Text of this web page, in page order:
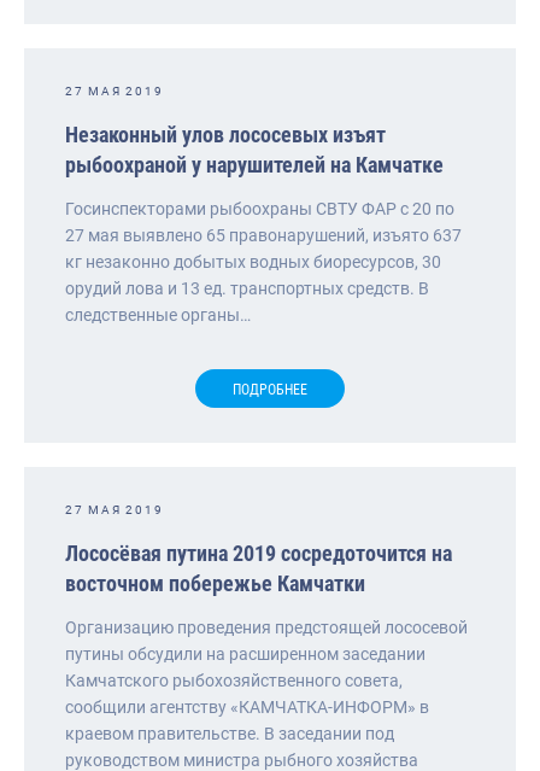
27 МАЯ 2019
Незаконный улов лососевых изъят
рыбоохраной у нарушителей на Камчатке
Госинспекторами рыбоохраны СВТУ ФАР с 20 по
27 мая выявлено 65 правонарушений, изъято 637
кг незаконно добытых водных биоресурсов, 30
орудий лова и 13 ед. транспортных средств. В
следственные органы…
ПОДРОБНЕЕ
27 МАЯ 2019
Лососёвая путина 2019 сосредоточится на
восточном побережье Камчатки
Организацию проведения предстоящей лососевой
путины обсудили на расширенном заседании
Камчатского рыбохозяйственного совета,
сообщили агентству «КАМЧАТКА-ИНФОРМ» в
краевом правительстве. В заседании под
руководством министра рыбного хозяйства